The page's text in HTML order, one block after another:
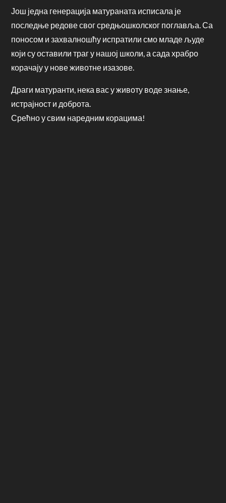
Још једна генерација матураната исписала је
последње редове свог средњошколског поглавља. Са
поносом и захвалношћу испратили смо младе људе
који су оставили траг у нашој школи, а сада храбро
корачају у нове животне изазове.
Драги матуранти, нека вас у животу воде знање,
истрајност и доброта.
Срећно у свим наредним корацима!